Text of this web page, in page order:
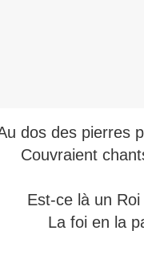
dos des pierres
Couvraient
Est-ce là un
La foi en la